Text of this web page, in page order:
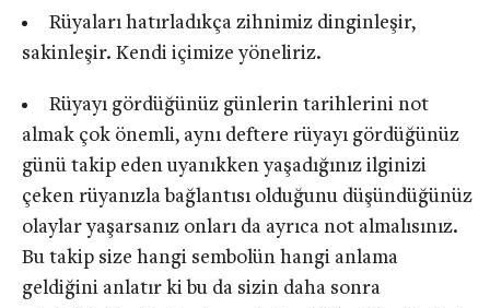
Rüyaları hatırladıkça zihnimiz dinginleşir,
sakinleşir. Kendi içimize yöneliriz.
Rüyayı gördüğünüz günlerin tarihlerini not
almak çok önemli, aynı deftere rüyayı gördüğünüz
günü takip eden uyanıkken yaşadığınız ilginizi
çeken rüyanızla bağlantısı olduğunu düşündüğünüz
olaylar yaşarsanız onları da ayrıca not almalısınız.
Bu takip size hangi sembolün hangi anlama
geldiğini anlatır ki bu da sizin daha sonra